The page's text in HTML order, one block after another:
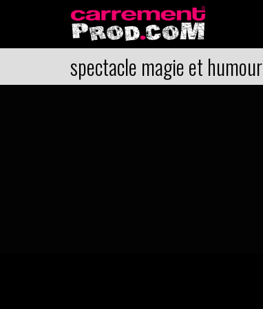
spectacle magie et humour